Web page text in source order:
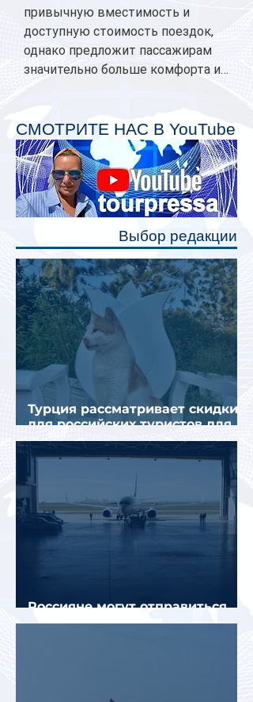
привычную вместимость и
доступную стоимость поездок,
однако предложит пассажирам
значительно больше комфорта и
планируется начать в 2027 году.
Одним из главных нововведений
станут индивидуальные шторки у
каждого спального места. Они
позволят пассажирам закрыть свою
полку во время сна или отдыха,
СМОТРИТЕ НАС В YouTube
Выбор редакции
Турция рассматривает скидки
для российских туристов для
поддержки спроса
Россияне могут отправиться
прямыми рейсами в 34 страны